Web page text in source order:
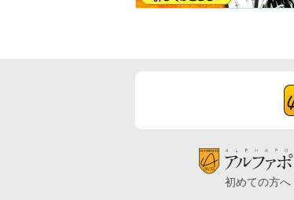
初めての方へ